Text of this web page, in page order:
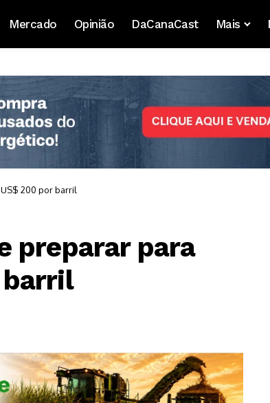
Mercado Opinião DaCanaCast Mais
200 por barril
preparar para
barril